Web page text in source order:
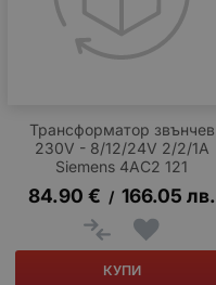
Трансформатор звънчев
230V - 8/12/24V 2/2/1A
Siemens 4AC2 121
84.90 € / 166.05 лв.
КУПИ